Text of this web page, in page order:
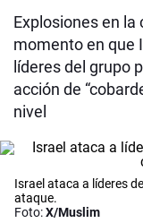
Explosiones en la
momento en que
líderes del grupo
acción de
nivel
Israel ataca a líderes
ataque.
Foto:X/Muslim